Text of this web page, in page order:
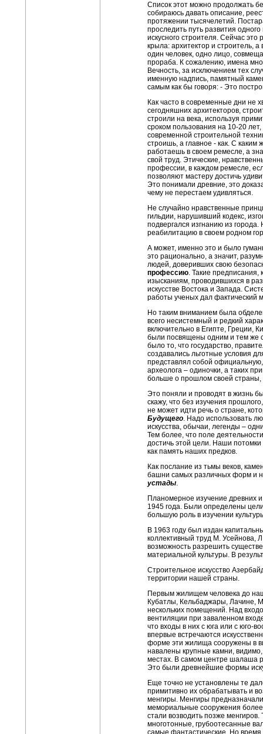
Список этот можно продолжать
собираюсь давать описание,
протяжении тысячелетий.
проследить путь развития
искусного строителя. Сейчас
крыла: архитектор и строитель,
один человек, одно лицо,
прораба. К сожалению, имена
Вечность, за исключением тех
именную надпись, памятный
самым как бы говоря: - Это
Как часто в современные дни не
сегодняшних архитекторов,
строили на века, используя
сроком пользования на 10-20
современной строительной
строишь, а главное - как. С каким
работаешь в своем ремесле, а
свой труд. Этические,
профессии, в каждом ремесле,
позволяют мастеру достичь
Это понимали древние, это
чему не перестаем удивляться.
Не случайно нравственные
гильдии, нарушивший кодекс,
подвергался изгнанию из
реабилитацию в своем родном
А может, именно это и было
это рационально, а значит,
людей, доверивших свою
профессию. Такие предписания,
изысканиям, проводившихся в
искусстве Востока и Запада.
работы ученых дал фактический
Но таким вниманием была
всего несистемный и редкий
включительно в Египте, Греции,
были посвящены одним и тем же
было то, что государство,
создавались льготные условия
представлял собой
археолога – одиночки, а таких
больше о прошлом своей страны,
Это поняли и проводят в жизнь
скажу, что без изучения
не может идти речь о стране,
Будущего. Надо использовать
искусства, обычаи, легенды –
Тем более, что поле
достичь этой цели. Наши
как память наших предков.
Как послание из тьмы веков,
башни самых различных форм и
устады.
Планомерное изучение древних
1945 года. Были определены
большую роль в изучении
В 1963 году был издан
коллективный труд М. Усейнова,
возможность разрешить
материальной культуры. В
Строительное искусство
территории нашей страны.
Первым жилищем человека до
Кубатлы, Кельбаджары, Лачине,
нескольких помещений. Над
вентиляции при заваленном
что входы в них с юга или с юго-
впервые встречаются
форме эти жилища сооружены в
навалены крупные камни,
местах. В самом центре шалаша
Это были древнейшие формы
Еще точно не установлены те
примитивно их обрабатывать и
менгиры. Менгиры
мемориальные сооружения
стали возводить позже
многотонные, грубоотесанные
самые фантастические. Но время